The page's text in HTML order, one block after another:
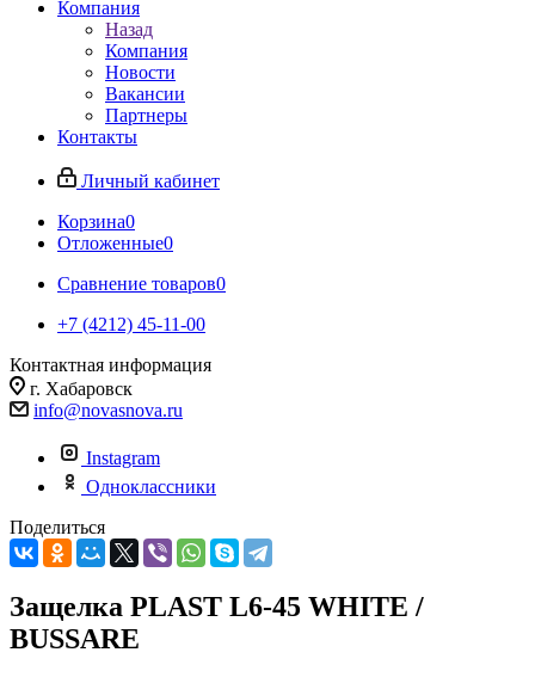
Компания
Назад
Компания
Новости
Вакансии
Партнеры
Контакты
Личный кабинет
Корзина0
Отложенные0
Сравнение товаров0
+7 (4212) 45-11-00
Контактная информация
г. Хабаровск
info@novasnova.ru
Instagram
Одноклассники
Поделиться
Защелка PLAST L6-45 WHITE /
BUSSARE